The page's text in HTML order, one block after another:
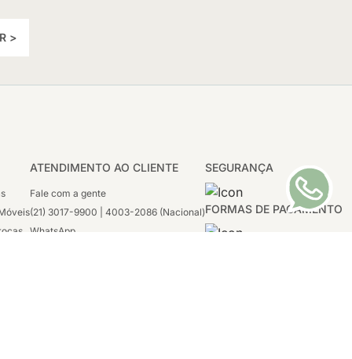
>
SEGURANÇA
FORMAS DE PAGAMENTO
ATENDIMENTO AO CLIENTE
Fale com a gente
(21) 3017-9900 | 4003-2086 (Nacional)
WhatsApp